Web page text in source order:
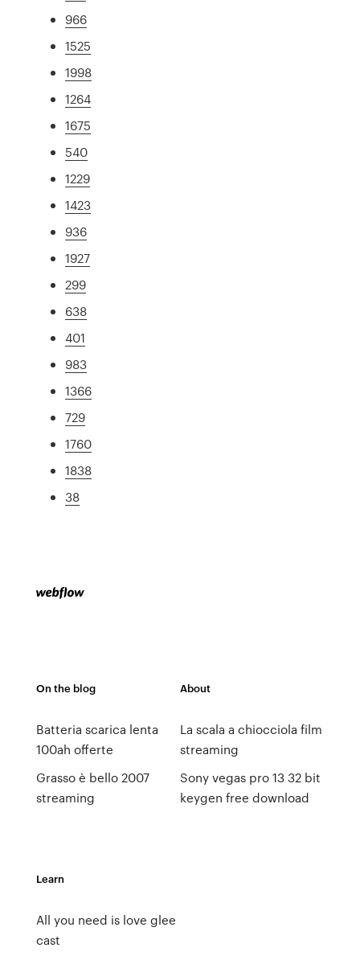
966
1525
1998
1264
1675
540
1229
1423
936
1927
299
638
401
983
1366
729
1760
1838
38
On the blog
Batteria scarica lenta
100ah offerte
Grasso è bello 2007
streaming
About
La scala a chiocciola film
streaming
Sony vegas pro 13 32 bit
keygen free download
Learn
All you need is love glee
cast